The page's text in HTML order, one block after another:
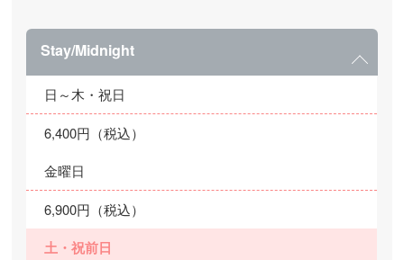
Stay/Midnight
日～木・祝日
6,400円（税込）
金曜日
6,900円（税込）
土・祝前日